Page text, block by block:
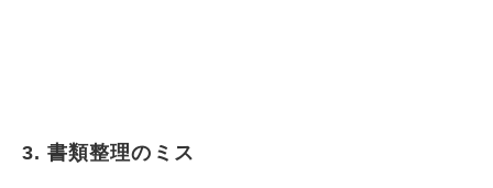
3. 書類整理のミス